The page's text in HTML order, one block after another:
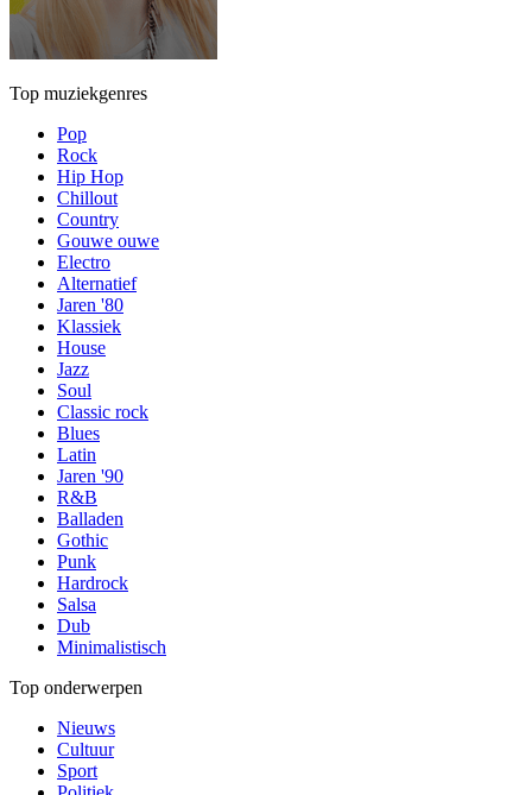
Top muziekgenres
Pop
Rock
Hip Hop
Chillout
Country
Gouwe ouwe
Electro
Alternatief
Jaren '80
Klassiek
House
Jazz
Soul
Classic rock
Blues
Latin
Jaren '90
R&B
Balladen
Gothic
Punk
Hardrock
Salsa
Dub
Minimalistisch
Top onderwerpen
Nieuws
Cultuur
Sport